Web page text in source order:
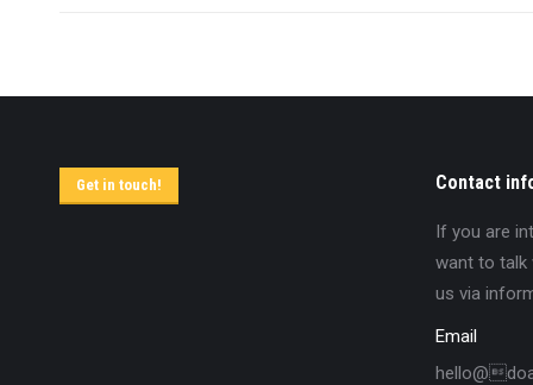
Get in touch! Contact
If you are
want to talk
us via
Email